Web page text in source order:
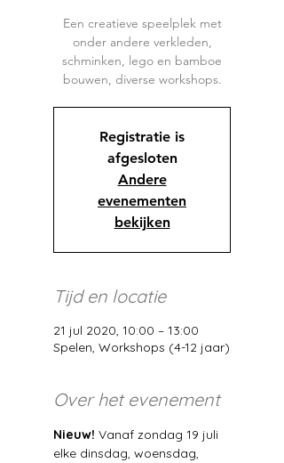
Een creatieve speelplek met
onder andere verkleden,
schminken, lego en bamboe
bouwen, diverse workshops.
Registratie is
afgesloten
Andere
evenementen
bekijken
Tijd en locatie
21 jul 2020, 10:00 – 13:00
Spelen, Workshops (4-12 jaar)
Over het evenement
Nieuw! Vanaf zondag 19 juli
elke dinsdag, woensdag,